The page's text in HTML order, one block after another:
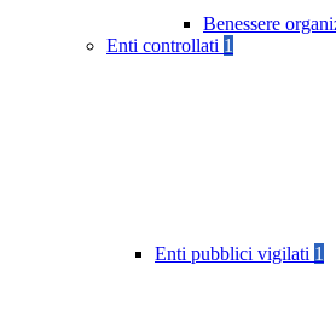
Benessere
Enti controllati 1
Enti pubblici vigilati 1